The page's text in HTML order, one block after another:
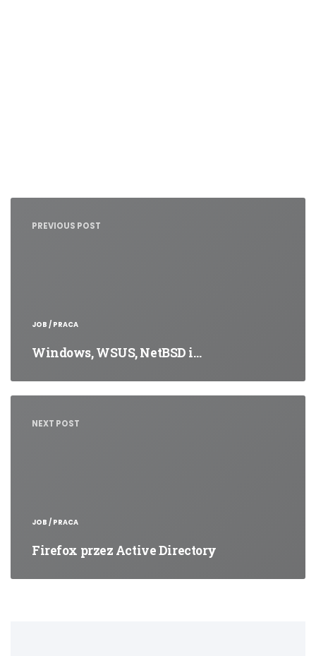
Nawigacja
PREVIOUS POST
JOB / PRACA
Windows, WSUS, NetBSD i…
NEXT POST
JOB / PRACA
Firefox przez Active Directory